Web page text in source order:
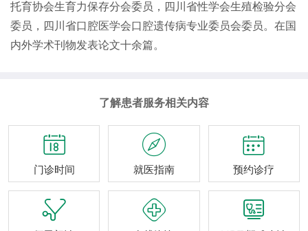
托育协会生育力保存分会委员，四川省性学会生殖检验分会
委员，四川省口腔医学会口腔遗传病专业委员会委员。在国
内外学术刊物发表论文十余篇。
了解患者服务相关内容

门诊时间

就医指南

预约诊疗
  